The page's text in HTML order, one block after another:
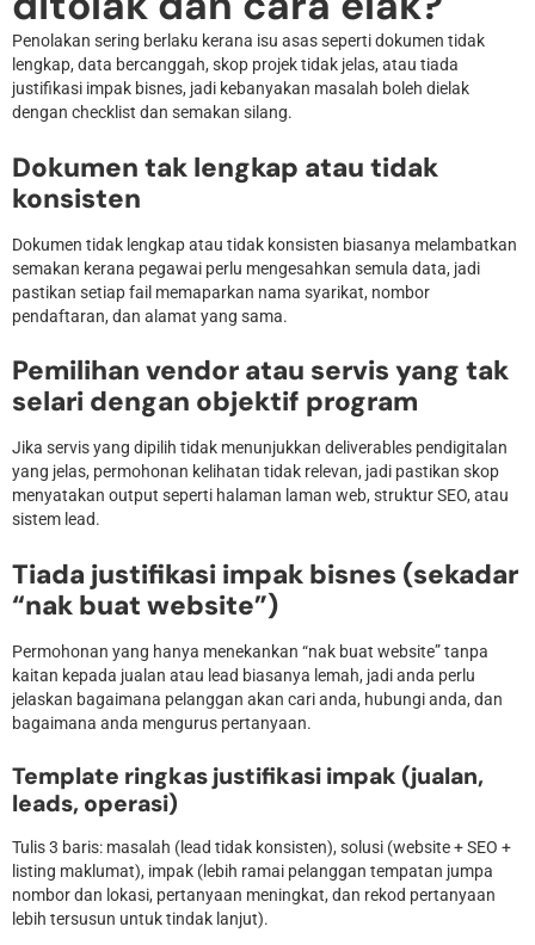
Penolakan sering berlaku kerana isu asas seperti dokumen tidak
lengkap, data bercanggah, skop projek tidak jelas, atau tiada
justifikasi impak bisnes, jadi kebanyakan masalah boleh dielak
dengan checklist dan semakan silang.
Dokumen tak lengkap atau tidak
konsisten
Dokumen tidak lengkap atau tidak konsisten biasanya melambatkan
semakan kerana pegawai perlu mengesahkan semula data, jadi
pastikan setiap fail memaparkan nama syarikat, nombor
pendaftaran, dan alamat yang sama.
Pemilihan vendor atau servis yang tak
selari dengan objektif program
Jika servis yang dipilih tidak menunjukkan deliverables pendigitalan
yang jelas, permohonan kelihatan tidak relevan, jadi pastikan skop
menyatakan output seperti halaman laman web, struktur SEO, atau
sistem lead.
Tiada justifikasi impak bisnes (sekadar
“nak buat website”)
Permohonan yang hanya menekankan “nak buat website” tanpa
kaitan kepada jualan atau lead biasanya lemah, jadi anda perlu
jelaskan bagaimana pelanggan akan cari anda, hubungi anda, dan
bagaimana anda mengurus pertanyaan.
Template ringkas justifikasi impak (jualan,
leads, operasi)
Tulis 3 baris: masalah (lead tidak konsisten), solusi (website + SEO +
listing maklumat), impak (lebih ramai pelanggan tempatan jumpa
nombor dan lokasi, pertanyaan meningkat, dan rekod pertanyaan
lebih tersusun untuk tindak lanjut).